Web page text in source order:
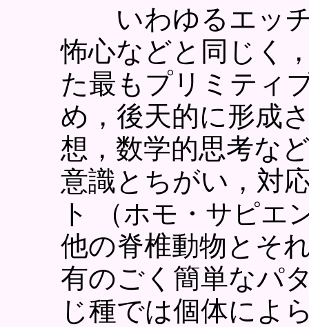
いわゆるエッチ
怖心などと同じく
た最もプリミティ
め，後天的に形成
想，数学的思考な
意識とちがい，対
ト （ホモ・サピエ
他の脊椎動物とそ
有のごく簡単なパ
じ種では個体によ